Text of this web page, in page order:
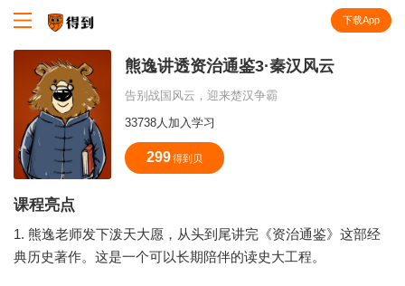
下载App
熊逸讲透资治通鉴3·秦汉风云
告别战国风云，迎来楚汉争霸
33738人加入学习
299 得到贝
课程亮点
1. 熊逸老师发下泼天大愿，从头到尾讲完《资治通鉴》这部经
典历史著作。这是一个可以长期陪伴的读史大工程。